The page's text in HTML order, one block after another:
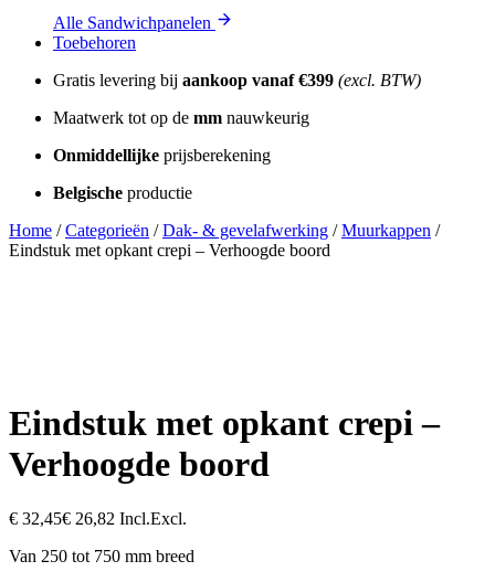
Alle Sandwichpanelen
Toebehoren
Gratis levering bij aankoop vanaf €399 (excl. BTW)
Maatwerk tot op de mm nauwkeurig
Onmiddellijke prijsberekening
Belgische productie
Home / Categorieën / Dak- & gevelafwerking / Muurkappen /
Eindstuk met opkant crepi – Verhoogde boord
Eindstuk met opkant crepi –
Verhoogde boord
€ 32,45€ 26,82 Incl.Excl.
Van 250 tot 750 mm breed